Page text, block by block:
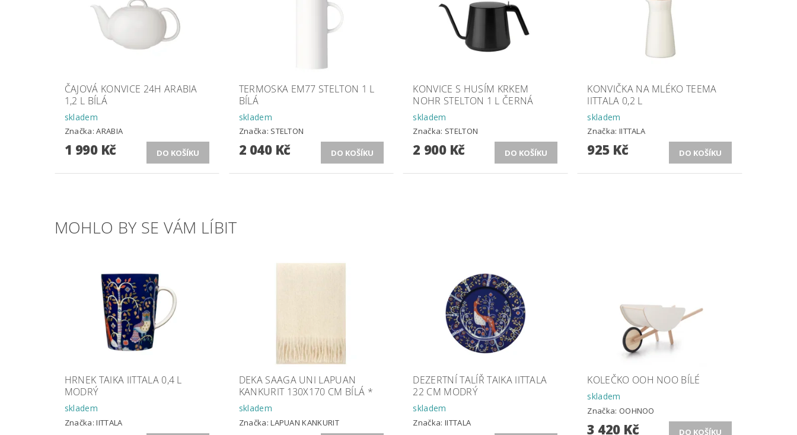
ČAJOVÁ KONVICE 24H ARABIA
1,2 L BÍLÁ
skladem
Značka:ARABIA
1 990 Kč
TERMOSKA EM77 STELTON 1 L
BÍLÁ
skladem
Značka: STELTON
2 040 Kč
KONVICE S HUSÍM KRKEM
NOHR STELTON 1 L ČERNÁ
skladem
Značka: STELTON
2 900 Kč
KONVIČKA NA MLÉKO TEEMA
IITTALA 0,2 L
skladem
Značka: IITTALA
925 Kč
MOHLO BY SE VÁM LÍBIT
HRNEK TAIKA IITTALA 0,4 L
MODRÝ
skladem
Značka:IITTALA
DEKA SAAGA UNI LAPUAN
KANKURIT 130X170 CM BÍLÁ *
skladem
Značka:LAPUAN KANKURIT
DEZERTNÍ TALÍŘ TAIKA IITTALA
22 CM MODRÝ
skladem
Značka:IITTALA
KOLEČKO OOH NOO BÍLÉ
skladem
Značka: OOHNOO
3 420 Kč